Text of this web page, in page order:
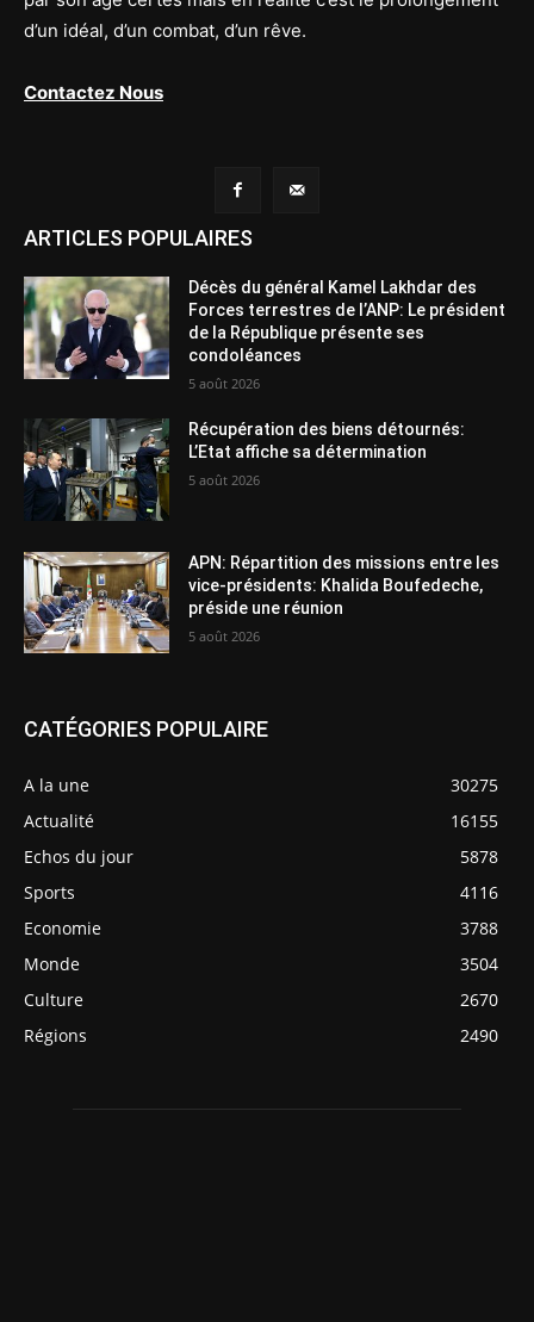
d’un idéal, d’un combat, d’un rêve.
Contactez Nous
ARTICLES POPULAIRES
Décès du général Kamel Lakhdar des
Forces terrestres de l’ANP: Le président
de la République présente ses
condoléances
5 août 2026
Récupération des biens détournés:
L’Etat affiche sa détermination
5 août 2026
APN: Répartition des missions entre les
vice-présidents: Khalida Boufedeche,
préside une réunion
5 août 2026
CATÉGORIES POPULAIRE
A la une
30275
Actualité
16155
Echos du jour
5878
Sports
4116
Economie
3788
Monde
3504
Culture
2670
Régions
2490